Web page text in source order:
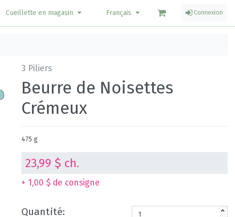
Cueillette en magasin Français Connexion
3 Piliers
Beurre de Noisettes
Crémeux
475 g
23,99 $ ch.
+ 1,00 $ de consigne
Quantité: